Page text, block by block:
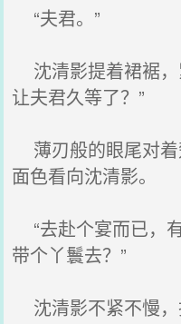
“夫君。”
沈清影提着裙裾，
让夫君久等了？”
薄刃般的眼尾对
面色看向沈清影。
“去赴个宴而已，
带个丫鬟去？”
沈清影不紧不慢，